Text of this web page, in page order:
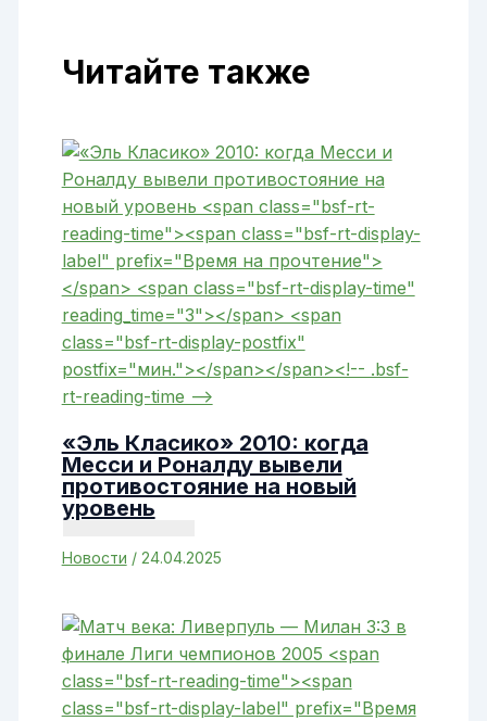
Читайте также
«Эль Класико» 2010: когда
Месси и Роналду вывели
противостояние на новый
уровень
Новости / 24.04.2025